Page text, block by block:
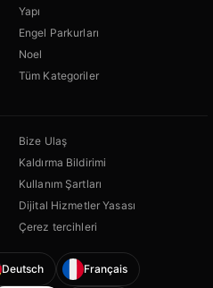
Yapı
Engel Parkurları
Noel
Tüm Kategoriler
Bize Ulaş
Kaldırma Bildirimi
Kullanım Şartları
Dijital Hizmetler Yasası
Çerez tercihleri
Deutsch Français